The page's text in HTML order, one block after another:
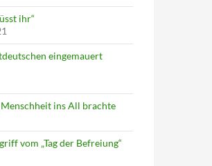
ihr“
eingemauert
ins All brachte
vom „Tag der Befreiung“